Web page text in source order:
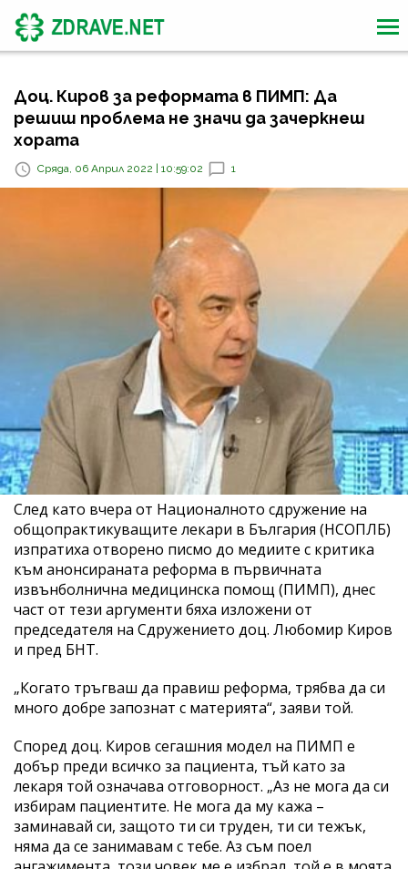
Доц. Киров за реформата в ПИМП: Да
решиш проблема не значи да зачеркнеш
хората
Сряда, 06 Април 2022 | 10:59:02 1
След като вчера от Националното сдружение на
общопрактикуващите лекари в България (НСОПЛБ)
изпратиха отворено писмо до медиите с критика
към анонсираната реформа в първичната
извънболнична медицинска помощ (ПИМП), днес
част от тези аргументи бяха изложени от
председателя на Сдружението доц. Любомир Киров
и пред БНТ.
„Когато тръгваш да правиш реформа, трябва да си
много добре запознат с материята“, заяви той.
Според доц. Киров сегашния модел на ПИМП е
добър преди всичко за пациента, тъй като за
лекаря той означава отговорност. „Аз не мога да си
избирам пациентите. Не мога да му кажа –
заминавай си, защото ти си труден, ти си тежък,
няма да се занимавам с тебе. Аз съм поел